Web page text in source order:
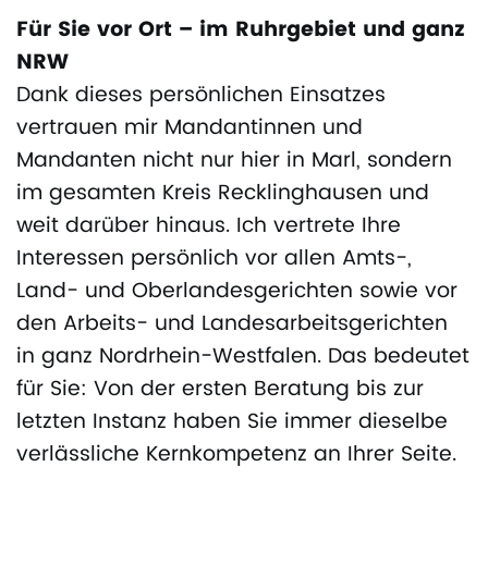
Für Sie vor Ort – im Ruhrgebiet und ganz
NRW
Dank dieses persönlichen Einsatzes
vertrauen mir Mandantinnen und
Mandanten nicht nur hier in Marl, sondern
im gesamten Kreis Recklinghausen und
weit darüber hinaus. Ich vertrete Ihre
Interessen persönlich vor allen Amts-,
Land- und Oberlandesgerichten sowie vor
den Arbeits- und Landesarbeitsgerichten
in ganz Nordrhein-Westfalen. Das bedeutet
für Sie: Von der ersten Beratung bis zur
letzten Instanz haben Sie immer dieselbe
verlässliche Kernkompetenz an Ihrer Seite.